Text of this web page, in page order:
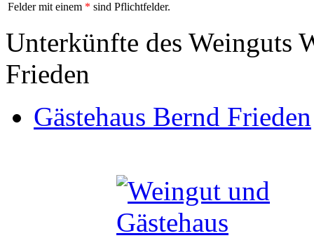
Felder mit einem * sind Pflichtfelder.
Unterkünfte des Weinguts
Frieden
Gästehaus Bernd Frieden